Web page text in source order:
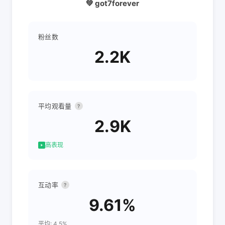
💚 got7forever
粉丝数
2.2K
平均观看量 ?
2.9K
高表现
互动率 ?
9.61%